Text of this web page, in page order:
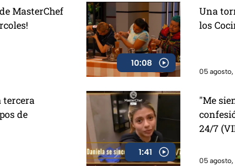
MasterChef
10:08
Una
los
05
tercera
de
1:41
"Me
24/7
05